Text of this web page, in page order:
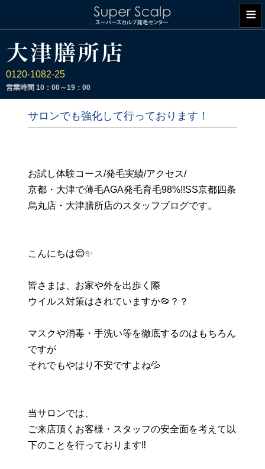
0120-1082-25
営業時間 10：00～19：00
≡
サロンでも強化して行っております！
お試し体験コース/発毛実績/アクセス/
京都・大津で薄毛AGA発毛育毛98%!!SS京都四条
烏丸店・大津膳所店のスタッフブログです。
こんにちは😊✨
皆さまは、お家や外を出歩く際
ウイルス対策はされていますか🦠？？
マスクや消毒・手洗い等を徹底するのはもちろん
ですが
それでもやはり不安ですよね💦
当サロンでは、
ご来店頂くお客様・スタッフの安全面を考えて以
下のことを行っております‼️